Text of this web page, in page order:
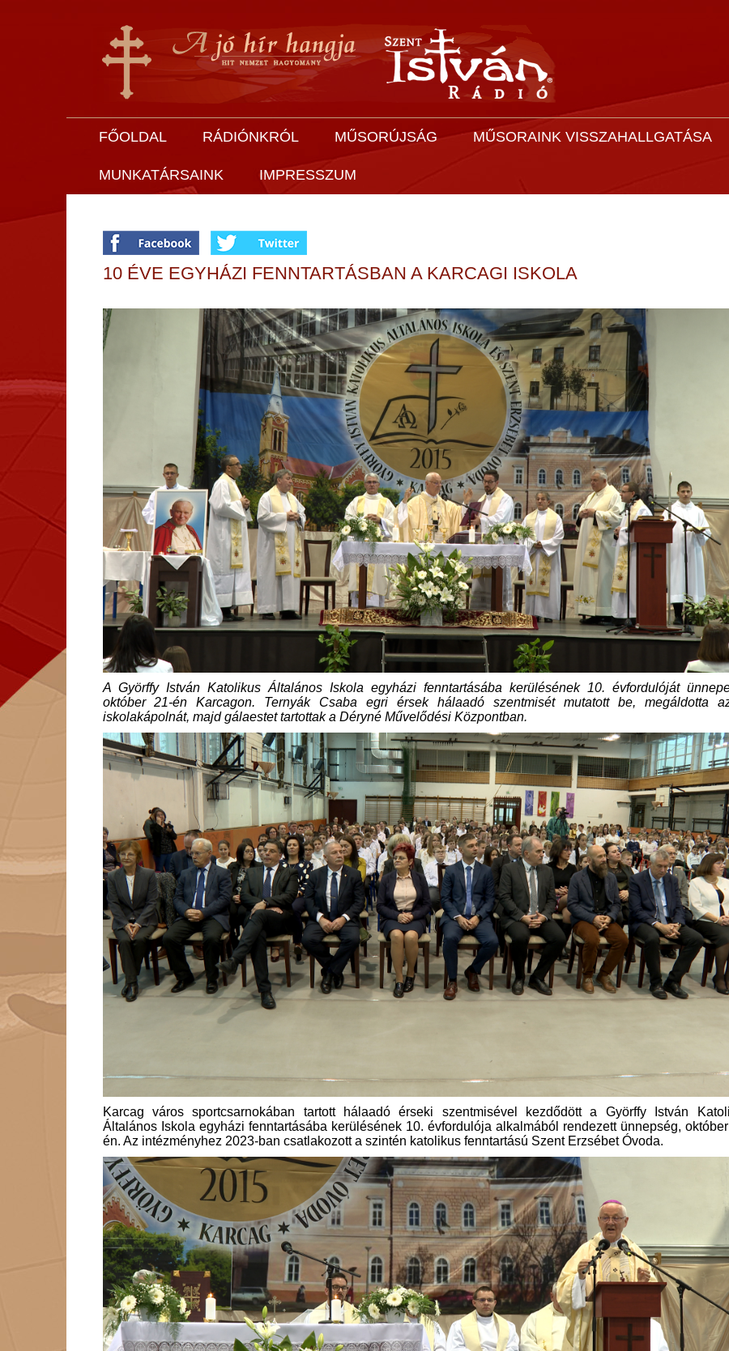
FŐOLDAL RÁDIÓNKRÓL MŰSORÚJSÁG MŰSORAINK VISSZAHALLGATÁSA
MUNKATÁRSAINK IMPRESSZUM
10 ÉVE EGYHÁZI FENNTARTÁSBAN A KARCAGI ISKOLA
A Györffy István Katolikus Általános Iskola egyházi fenntartásába kerülésének 10. évfordulóját
október 21-én Karcagon. Ternyák Csaba egri érsek hálaadó szentmisét mutatott be, megáldotta
iskolakápolnát, majd gálaestet tartottak a Déryné Művelődési Központban.
Karcag város sportcsarnokában tartott hálaadó érseki szentmisével kezdődött a Györffy István
Általános Iskola egyházi fenntartásába kerülésének 10. évfordulója alkalmából rendezett ünnepség,
én. Az intézményhez 2023-ban csatlakozott a szintén katolikus fenntartású Szent Erzsébet Óvoda.